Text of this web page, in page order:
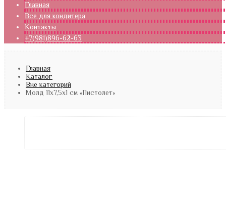
Главная
Все для кондитера
Контакты
+7(981)896-62-63
Главная
Каталог
Вне категорий
Молд 11х7,5х1 см «Пистолет»